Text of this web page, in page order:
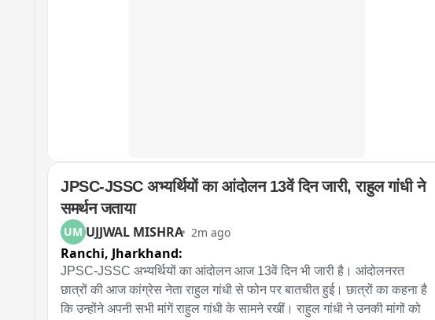
JPSC-JSSC अभ्यर्थियों का आंदोलन 13वें दिन जारी, राहुल गांधी ने
समर्थन जताया
UM UJJWAL MISHRA 2m ago
Ranchi, Jharkhand:
JPSC-JSSC अभ्यर्थियों का आंदोलन आज 13वें दिन भी जारी है। आंदोलनरत
छात्रों की आज कांग्रेस नेता राहुल गांधी से फोन पर बातचीत हुई। छात्रों का कहना है
कि उन्होंने अपनी सभी मांगें राहुल गांधी के सामने रखीं। राहुल गांधी ने उनकी मांगों को